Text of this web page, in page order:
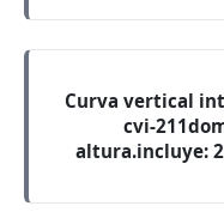
Curva vertical
cvi-
altura.incluye: